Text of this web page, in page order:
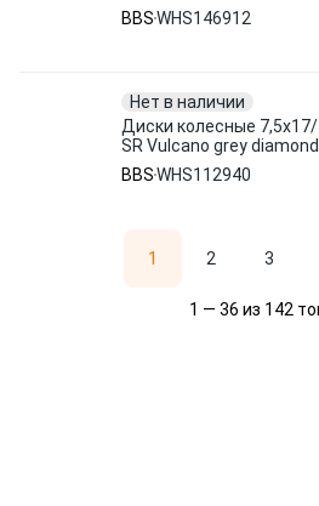
BBSWHS146912
Нет в наличии
Диски колесные
SR Vulcano grey
BBS
BBSWHS112940
1 2 3
1 — 36 из 142